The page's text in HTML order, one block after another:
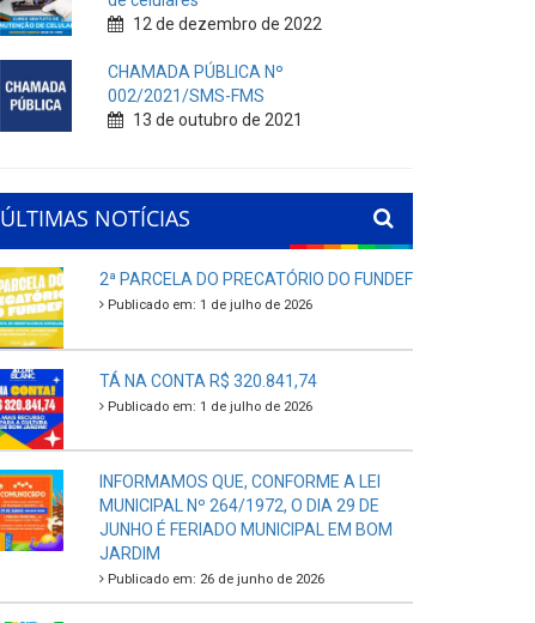
12 de dezembro de 2022
CHAMADA PÚBLICA Nº
002/2021/SMS-FMS
13 de outubro de 2021
ÚLTIMAS NOTÍCIAS
2ª PARCELA DO PRECATÓRIO DO FUNDEF
Publicado em: 1 de julho de 2026
TÁ NA CONTA R$ 320.841,74
Publicado em: 1 de julho de 2026
INFORMAMOS QUE, CONFORME A LEI
MUNICIPAL Nº 264/1972, O DIA 29 DE
JUNHO É FERIADO MUNICIPAL EM BOM
JARDIM
Publicado em: 26 de junho de 2026